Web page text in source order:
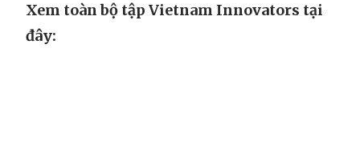
Xem toàn bộ tập Vietnam Innovators tại
đây: